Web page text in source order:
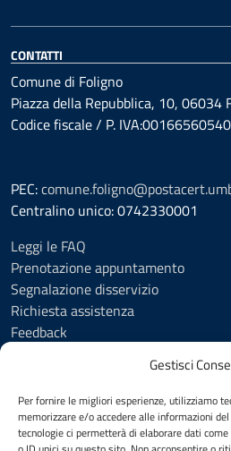
Gestisci
Per fornire le migliori esperienze, utilizziamo
memorizzare e/o accedere alle informazioni
tecnologie ci permetterà di elaborare dati
CONTATTI
Comune di Foligno
Piazza della Repubblica, 10, 06034
Codice fiscale / P. IVA:00166560540
PEC:
Centralino unico: 0742330001
Leggi le FAQ
Prenotazione appuntamento
Segnalazione disservizio
Richiesta assistenza
Feedback
Informativa privacy
Cookie Policy (UE)
Social Media Policy